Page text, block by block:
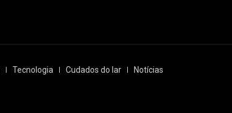
Tecnologia Cudados do lar
Notícias